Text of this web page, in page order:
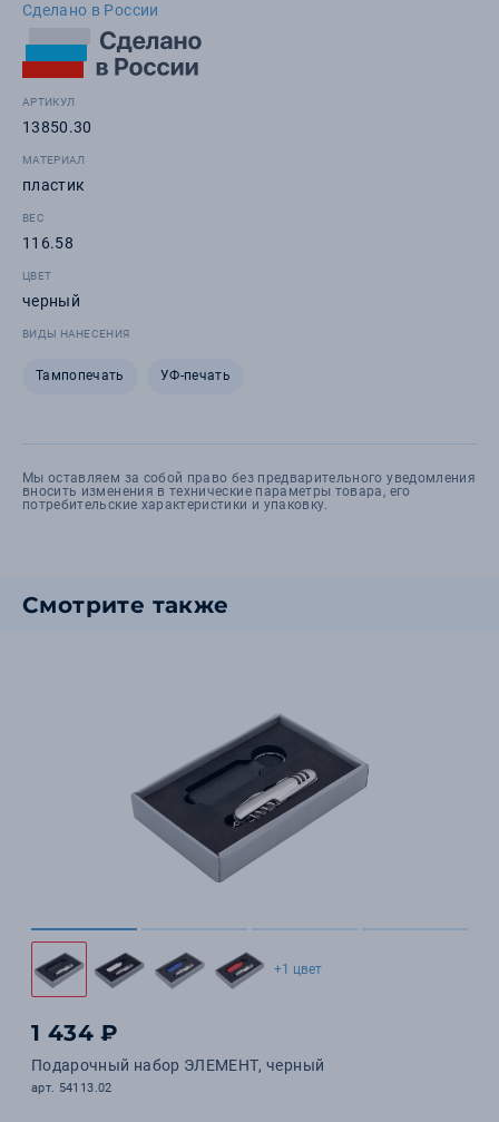
Сделано в России
АРТИКУЛ
13850.30
МАТЕРИАЛ
пластик
ВЕС
116.58
ЦВЕТ
черный
ВИДЫ НАНЕСЕНИЯ
Тампопечать УФ-печать
Мы оставляем за собой право без предварительного уведомления
вносить изменения в технические параметры товара, его
потребительские характеристики и упаковку.
Смотрите также
+1 цвет
1 434 ₽
Подарочный набор ЭЛЕМЕНТ, черный
арт. 54113.02